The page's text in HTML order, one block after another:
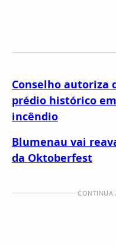
Conselho autoriza
prédio histórico
incêndio
Blumenau vai
da Oktoberfest
CONTINUA